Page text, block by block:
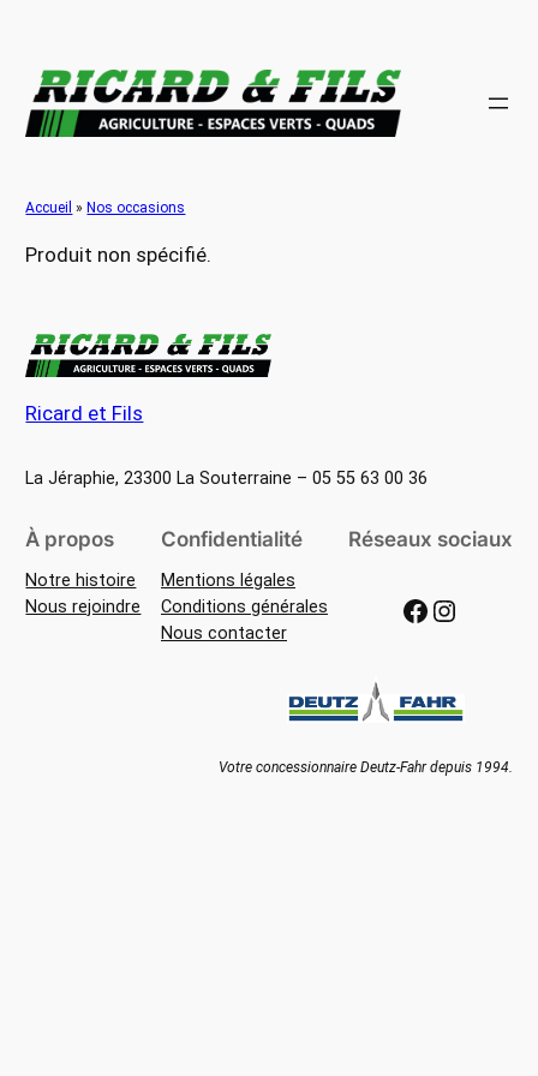
contenu
Accueil » Nos occasions
Produit non spécifié.
Ricard et Fils
La Jéraphie, 23300 La Souterraine – 05 55 63 00 36
À propos
Notre histoire
Nous rejoindre
Confidentialité
Mentions légales
Conditions générales
Nous contacter
Réseaux sociaux
Facebook Instagram
Votre concessionnaire Deutz-Fahr depuis 1994.